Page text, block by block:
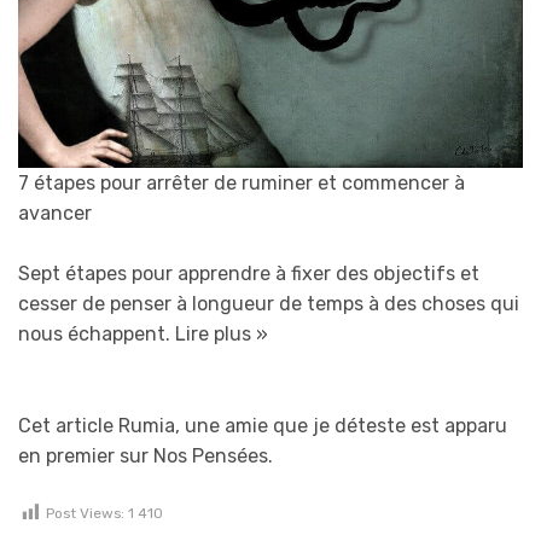
7 étapes pour arrêter de ruminer et commencer à
avancer
Sept étapes pour apprendre à fixer des objectifs et
cesser de penser à longueur de temps à des choses qui
nous échappent. Lire plus »
Cet article Rumia, une amie que je déteste est apparu
en premier sur Nos Pensées.
Post Views: 1 410